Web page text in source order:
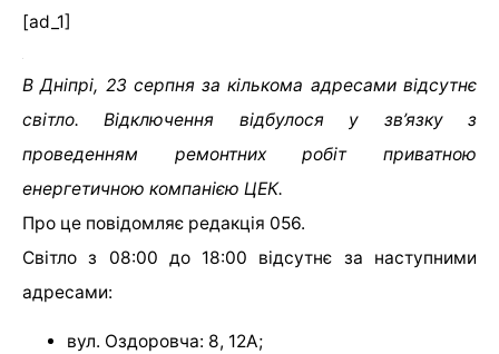
[ad_1]
В Дніпрі, 23 серпня за кількома адресами відсутнє
світло. Відключення відбулося у зв’язку з
проведенням ремонтних робіт приватною
енергетичною компанією ЦЕК.
Про це повідомляє редакція 056.
Світло з 08:00 до 18:00 відсутнє за наступними
адресами:
вул. Оздоровча: 8, 12А;